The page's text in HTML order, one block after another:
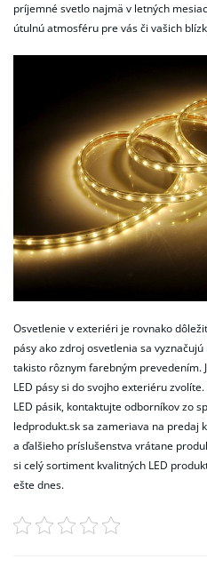
príjemné svetlo najmä v letných
útulnú atmosféru pre vás či vašich
Osvetlenie v exteriéri je rovnako
pásy ako zdroj osvetlenia sa
takisto rôznym farebným prevedením.
LED pásy si do svojho exteriéru
LED pásik, kontaktujte odborníkov zo
ledprodukt.sk sa zameriava na predaj
a ďalšieho príslušenstva vrátane
si celý sortiment kvalitných LED
ešte dnes.